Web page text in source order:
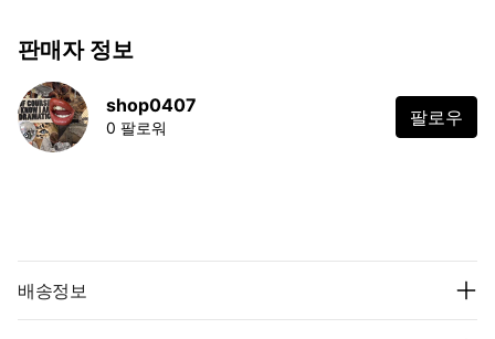
판매자 정보
shop0407
0 팔로워 팔로우
배송정보